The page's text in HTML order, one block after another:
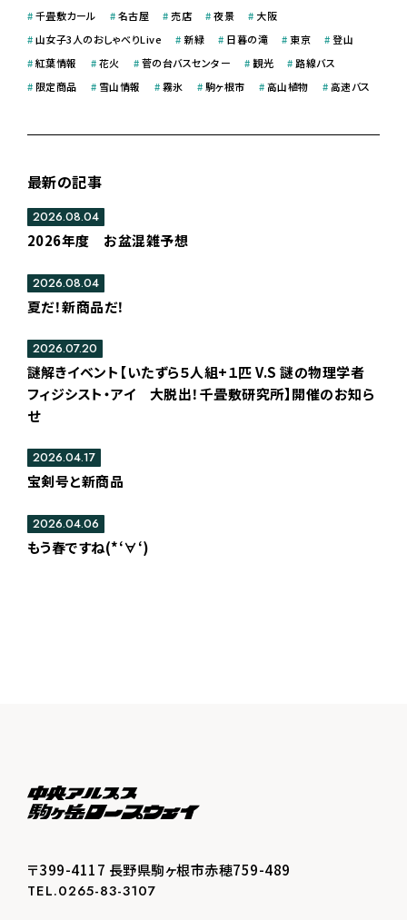
#千畳敷カール #名古屋 #売店 #夜景 # 大阪
#山女子3人のおしゃべりLive # 新緑 # 日暮の滝 #東京 #登山
#紅葉情報 #花火 #菅の台バスセンター # 観光 # 路線バス
# 限定商品 # 雪山情報 #霧氷 #駒ヶ根市 #高山植物 #高速バス
最新の記事
2026年度 お盆混雑予想
2026.08.04
夏だ！新商品だ！
2026.08.04
謎解きイベント【いたずら５人組+１匹 V.S 謎の物理学者
フィジシスト・アイ 大脱出！千畳敷研究所】開催のお知ら
せ
2026.07.20
宝剣号と新商品
2026.04.17
もう春ですね(*‘∀‘)
2026.04.06
〒399-4117 長野県駒ヶ根市赤穂759-489
TEL.0265-83-3107